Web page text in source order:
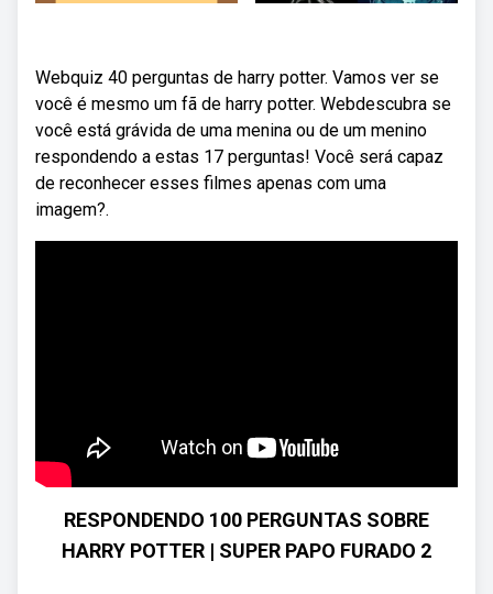
Webquiz 40 perguntas de harry potter. Vamos ver se
você é mesmo um fã de harry potter. Webdescubra se
você está grávida de uma menina ou de um menino
respondendo a estas 17 perguntas! Você será capaz
de reconhecer esses filmes apenas com uma
imagem?.
RESPONDENDO 100 PERGUNTAS SOBRE
HARRY POTTER | SUPER PAPO FURADO 2